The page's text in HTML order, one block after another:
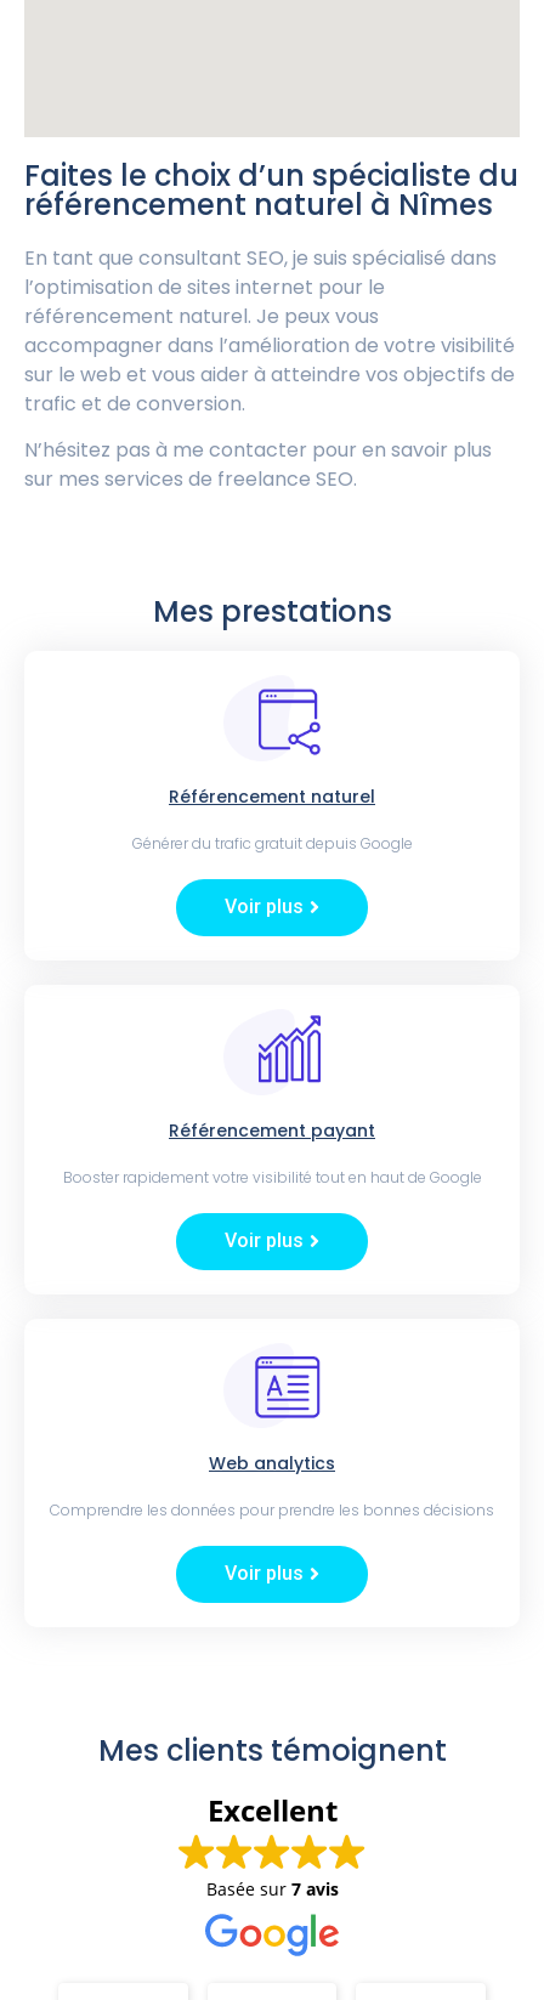
Faites le choix d’un spécialiste du
référencement naturel à Nîmes
En tant que consultant SEO, je suis spécialisé dans
l’optimisation de sites internet pour le
référencement naturel. Je peux vous
accompagner dans l’amélioration de votre visibilité
sur le web et vous aider à atteindre vos objectifs de
trafic et de conversion.
N’hésitez pas à me contacter pour en savoir plus
sur mes services de freelance SEO.
Mes prestations
Référencement naturel
Générer du trafic gratuit depuis Google
Voir plus
Référencement payant
Booster rapidement votre visibilité tout en haut de Google
Voir plus
Web analytics
Comprendre les données pour prendre les bonnes décisions
Voir plus
Mes clients témoignent
Excellent
Basée sur 7 avis